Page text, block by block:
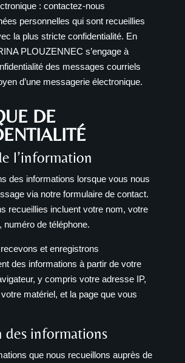
: contactez-nous
personnelles qui sont recueillies
la plus stricte confidentialité. En
PLOUZENNEC s’engage à
des messages courriels
d’une messagerie électronique.
DE
l’information
des informations lorsque vous nous
via notre formulaire de contact.
recueillies incluent votre nom, votre
numéro de téléphone.
et enregistrons
des informations à partir de votre
y compris votre adresse IP,
matériel, et la page que vous
des informations
que nous recueillons auprès de